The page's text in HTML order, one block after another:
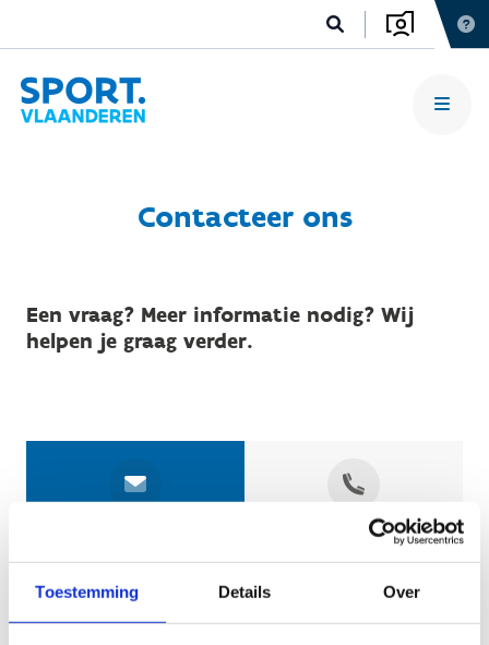
Toestemming Details Over
Contacteer ons
Een vraag? Meer informatie nodig? Wij
helpen je graag verder.